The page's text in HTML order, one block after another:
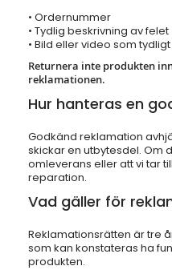
• Ordernummer
• Tydlig beskrivning av felet
• Bild eller video som
Returnera inte produkten
reklamationen.
Hur hanteras en
Godkänd reklamation
skickar en utbytesdel. Om
omleverans eller att vi tar
reparation.
Vad gäller för
Reklamationsrätten är tre
som kan konstateras ha
produkten.